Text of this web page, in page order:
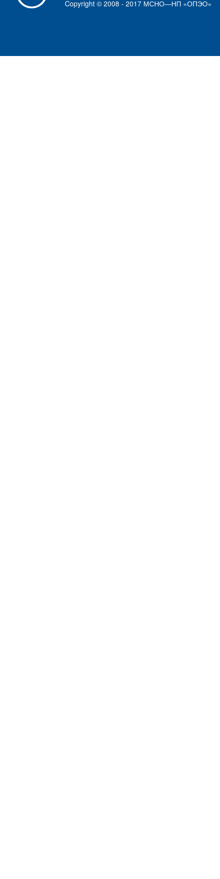
Copyright © 2008 - 2017 МСНО—НП «ОПЭО»